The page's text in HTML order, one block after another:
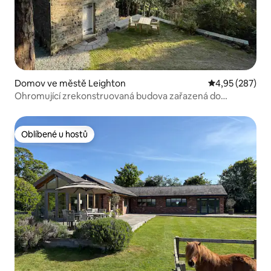
Domov ve městě Leighton Průměrné
4,95 (287)
Ohromující zrekonstruovaná budova zařazená do
Oblíbené u hostů
Oblíbené u hostů